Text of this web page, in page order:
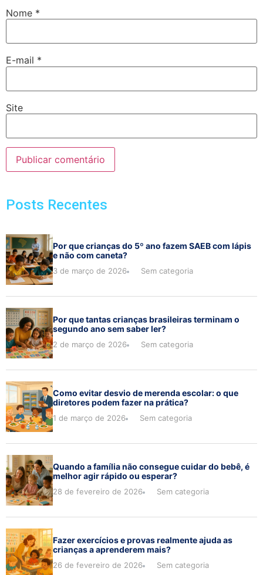
Nome *
E-mail *
Site
Posts Recentes
Por que crianças do 5º ano fazem SAEB com lápis
e não com caneta?
3 de março de 2026 Sem categoria
Por que tantas crianças brasileiras terminam o
segundo ano sem saber ler?
2 de março de 2026 Sem categoria
Como evitar desvio de merenda escolar: o que
diretores podem fazer na prática?
1 de março de 2026 Sem categoria
Quando a família não consegue cuidar do bebê, é
melhor agir rápido ou esperar?
28 de fevereiro de 2026 Sem categoria
Fazer exercícios e provas realmente ajuda as
crianças a aprenderem mais?
26 de fevereiro de 2026 Sem categoria